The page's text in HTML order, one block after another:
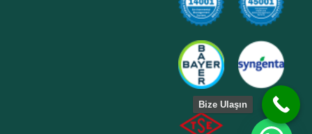
Bize Ulaşın